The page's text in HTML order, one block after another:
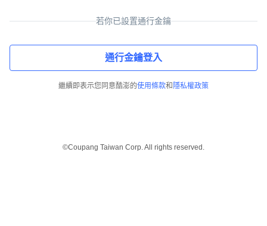
若你已設置通行金鑰
通行金鑰登入
繼續即表示您同意酷澎的使用條款和 隱私權政策
©Coupang Taiwan Corp. All rights reserved.